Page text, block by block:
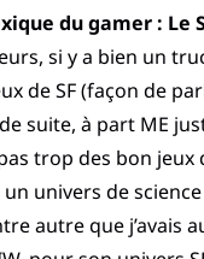
du gamer : Le
si y a bien un
de SF (façon de
suite, à part ME
trop des bon jeux
univers de
autre que j’avais